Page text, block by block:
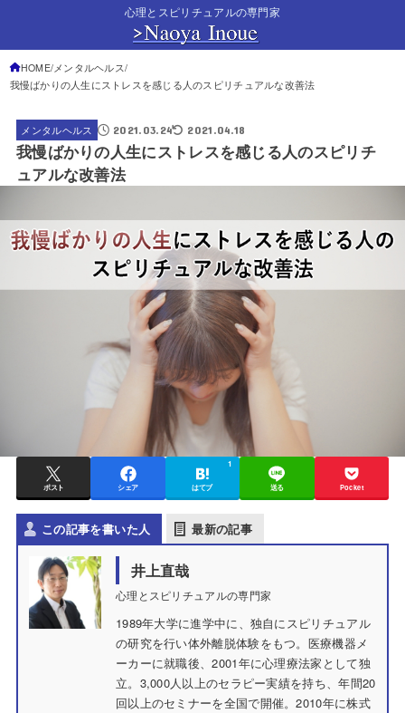
心理とスピリチュアルの専門家
HOME メンタルヘルス
我慢ばかりの人生にストレスを感じる人のスピリチュアルな改善法
メンタルヘルス 2021.03.24 2021.04.18
我慢ばかりの人生にストレスを感じる人のスピリチ
ュアルな改善法
ポスト シェア はてブ
1
送る Pocket
この記事を書いた人 最新の記事
井上直哉
心理とスピリチュアルの専門家
1989年大学に進学中に、独自にスピリチュアル
の研究を行い体外離脱体験をもつ。医療機器メ
ーカーに就職後、2001年に心理療法家として独
立。3,000人以上のセラピー実績を持ち、年間20
回以上のセミナーを全国で開催。2010年に株式